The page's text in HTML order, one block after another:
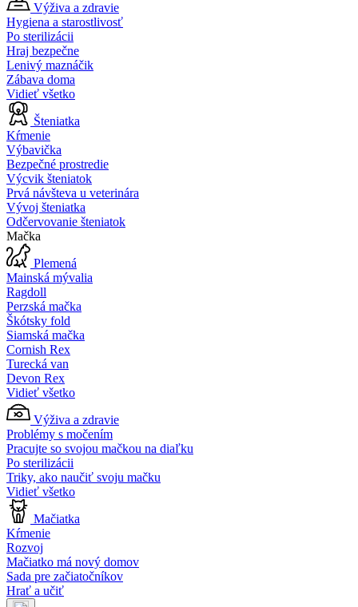
Výživa a zdravie
Hygiena a starostlivosť
Po sterilizácii
Hraj bezpečne
Lenivý maznáčik
Zábava doma
Vidieť všetko
Šteniatka
Kŕmenie
Výbavička
Bezpečné prostredie
Výcvik šteniatok
Prvá návšteva u veterinára
Vývoj šteniatka
Odčervovanie šteniatok
Mačka
Plemená
Mainská mývalia
Ragdoll
Perzská mačka
Škótsky fold
Siamská mačka
Cornish Rex
Turecká van
Devon Rex
Vidieť všetko
Výživa a zdravie
Problémy s močením
Pracujte so svojou mačkou na diaľku
Po sterilizácii
Triky, ako naučiť svoju mačku
Vidieť všetko
Mačiatka
Kŕmenie
Rozvoj
Mačiatko má nový domov
Sada pre začiatočníkov
Hrať a učiť